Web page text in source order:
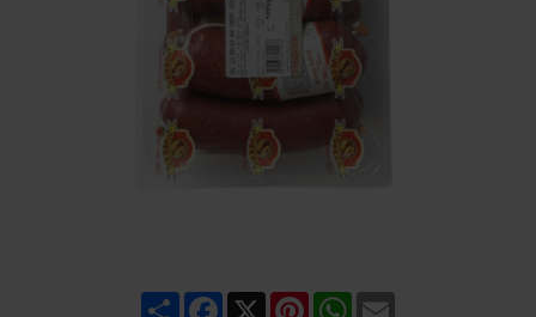
ShareFacebook
X PinterestWhatsApp